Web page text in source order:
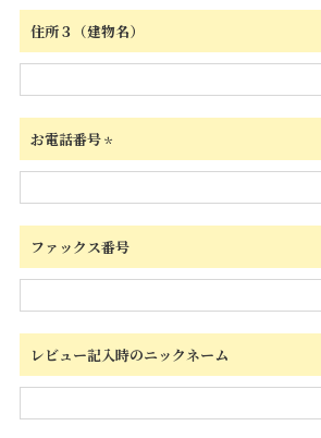
住所３（建物名）
お電話番号
(必
ファックス番号
レビュー記入時のニックネーム